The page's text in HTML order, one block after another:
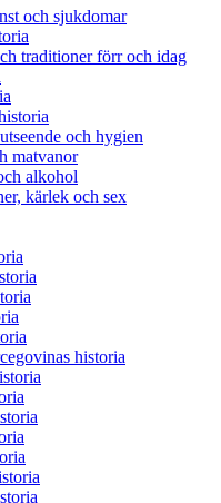
och sjukdomar
traditioner förr och idag
och hygien
matvanor
alkohol
kärlek och sex
historia